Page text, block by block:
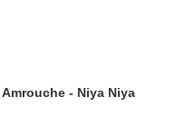
- Niya Niya